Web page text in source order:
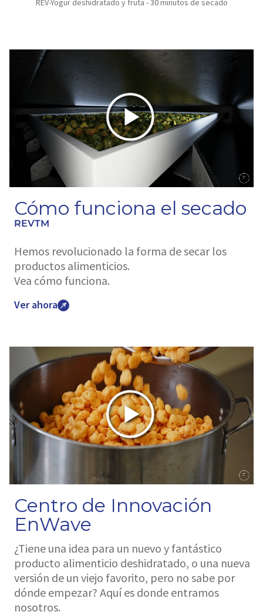
REV-Yogur deshidratado y fruta - 30 minutos de secado
Cómo funciona el secado
REVTM
Hemos revolucionado la forma de secar los
productos alimenticios.
Vea cómo funciona.
Ver ahora
Centro de Innovación
EnWave
¿Tiene una idea para un nuevo y fantástico
producto alimenticio deshidratado, o una nueva
versión de un viejo favorito, pero no sabe por
dónde empezar? Aquí es donde entramos
nosotros.